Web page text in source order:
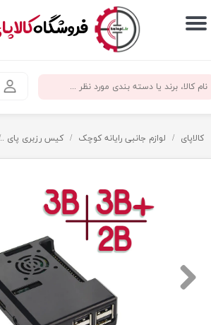
​فروشگاه
حساب کاربری من
سفارشات
کالاپای لوازم جانبی رایانه کوچک کیس رزبری پای